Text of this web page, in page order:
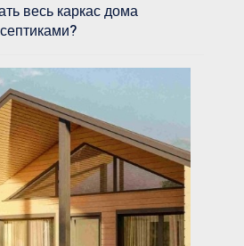
весь каркас дома